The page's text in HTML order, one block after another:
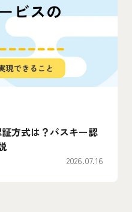
方式は？パスキー認
2026.07.16